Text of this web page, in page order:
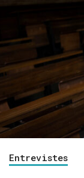
Entrevistes